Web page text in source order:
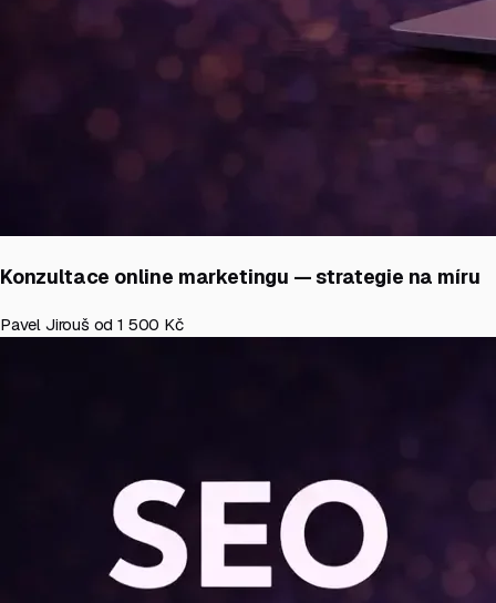
Konzultace online marketingu — strategie na míru
Pavel Jirouš od 1 500 Kč